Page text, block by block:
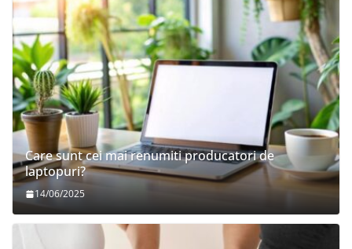
Care sunt cei mai renumiti producatori de
laptopuri?
14/06/2025